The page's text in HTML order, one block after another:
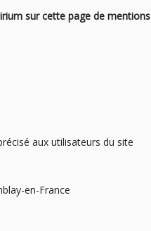
sur cette page de mentions
aux utilisateurs du site
en-France